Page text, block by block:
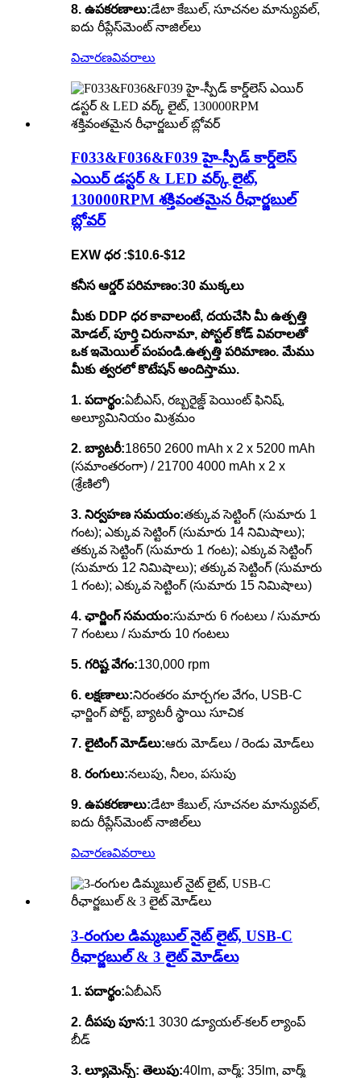
8. ఉపకరణాలు:డేటా కేబుల్, సూచనల మాన్యువల్,
ఐదు రీప్లేస్‌మెంట్ నాజిల్‌లు
విచారణవివరాలు
F033&F036&F039 హై-స్పీడ్ కార్డ్‌లెస్
ఎయిర్ డస్టర్ & LED వర్క్ లైట్,
130000RPM శక్తివంతమైన రీఛార్జబుల్
బ్లోవర్
EXW ధర :$10.6-$12
కనీస ఆర్డర్ పరిమాణం:30 ముక్కలు
మీకు DDP ధర కావాలంటే, దయచేసి మీ ఉత్పత్తి
మోడల్, పూర్తి చిరునామా, పోస్టల్ కోడ్ వివరాలతో
ఒక ఇమెయిల్ పంపండి.ఉత్పత్తి పరిమాణం. మేము
మీకు త్వరలో కొటేషన్ అందిస్తాము.
1. పదార్థం:ఏబీఎస్, రబ్బరైజ్డ్ పెయింట్ ఫినిష్,
అల్యూమినియం మిశ్రమం
2. బ్యాటరీ:18650 2600 mAh x 2 x 5200 mAh
(సమాంతరంగా) / 21700 4000 mAh x 2 x
(శ్రేణిలో)
3. నిర్వహణ సమయం:తక్కువ సెట్టింగ్ (సుమారు 1
గంట); ఎక్కువ సెట్టింగ్ (సుమారు 14 నిమిషాలు);
తక్కువ సెట్టింగ్ (సుమారు 1 గంట); ఎక్కువ సెట్టింగ్
(సుమారు 12 నిమిషాలు); తక్కువ సెట్టింగ్ (సుమారు
1 గంట); ఎక్కువ సెట్టింగ్ (సుమారు 15 నిమిషాలు)
4. ఛార్జింగ్ సమయం:సుమారు 6 గంటలు / సుమారు
7 గంటలు / సుమారు 10 గంటలు
5. గరిష్ట వేగం:130,000 rpm
6. లక్షణాలు:నిరంతరం మార్చగల వేగం, USB-C
ఛార్జింగ్ పోర్ట్, బ్యాటరీ స్థాయి సూచిక
7. లైటింగ్ మోడ్‌లు:ఆరు మోడ్‌లు / రెండు మోడ్‌లు
8. రంగులు:నలుపు, నీలం, పసుపు
9. ఉపకరణాలు:డేటా కేబుల్, సూచనల మాన్యువల్,
ఐదు రీప్లేస్‌మెంట్ నాజిల్‌లు
విచారణవివరాలు
3-రంగుల డిమ్మబుల్ నైట్ లైట్, USB-C
రీఛార్జబుల్ & 3 లైట్ మోడ్‌లు
1. పదార్థం:ఏబీఎస్
2. దీపపు పూస:1 3030 డ్యూయల్-కలర్ ల్యాంప్
బీడ్
3. ల్యూమెన్స్: తెలుపు:40lm, వార్మ్: 35lm, వార్మ్